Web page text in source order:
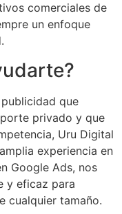
comerciales de
un enfoque
que
privado y que
Uru Digital
experiencia en
Google Ads, nos
y eficaz para
cualquier tamaño.